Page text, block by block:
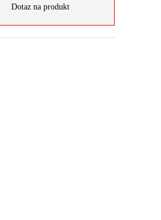
Dotaz na produkt